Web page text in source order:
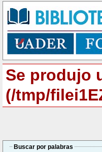
Se produjo
(/tmp/
Buscar por palabras